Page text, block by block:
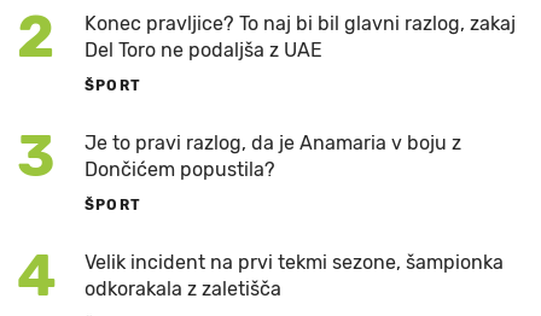
2
Konec pravljice? To naj bi bil glavni razlog, zakaj
Del Toro ne podaljša z UAE
ŠPORT
3
Je to pravi razlog, da je Anamaria v boju z
Dončićem popustila?
ŠPORT
4
Velik incident na prvi tekmi sezone, šampionka
odkorakala z zaletišča